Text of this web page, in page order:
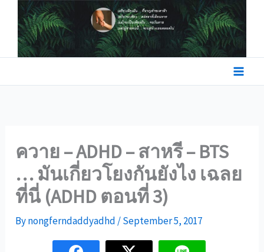
content
ควาย – ADHD – สาหรี – BTS
… มันเกี่ยวโยงกันยังไง เฉลย
ที่นี่ (ADHD ตอนที่ 3)
Bynongferndaddyadhd /September 5, 2017